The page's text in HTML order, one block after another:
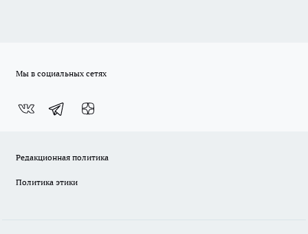
Мы в социальных сетях
Редакционная политика
Политика этики